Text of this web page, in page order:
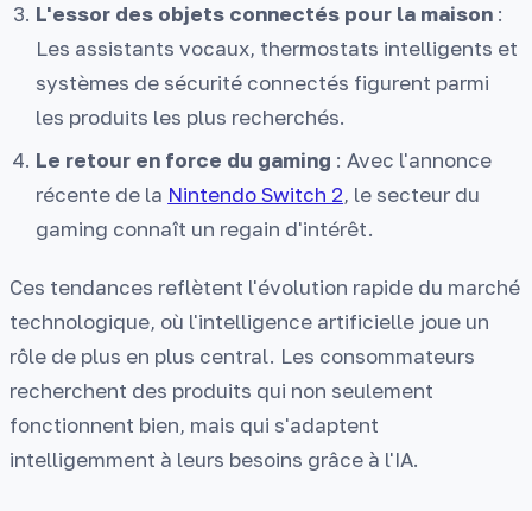
L'essor des objets connectés pour la maison :
Les assistants vocaux, thermostats intelligents et
systèmes de sécurité connectés figurent parmi
les produits les plus recherchés.
Le retour en force du gaming : Avec l'annonce
récente de la Nintendo Switch 2, le secteur du
gaming connaît un regain d'intérêt.
Ces tendances reflètent l'évolution rapide du marché
technologique, où l'intelligence artificielle joue un
rôle de plus en plus central. Les consommateurs
recherchent des produits qui non seulement
fonctionnent bien, mais qui s'adaptent
intelligemment à leurs besoins grâce à l'IA.